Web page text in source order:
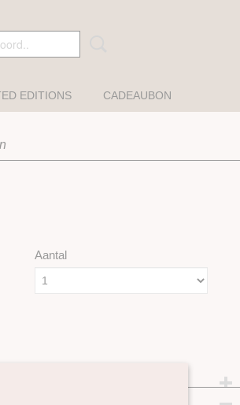
EDITIONS CADEAUBON
Aantal